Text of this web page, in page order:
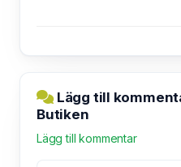
Lägg till
Butiken
Lägg till kommentar